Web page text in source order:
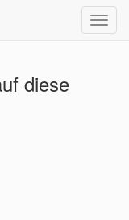
diese